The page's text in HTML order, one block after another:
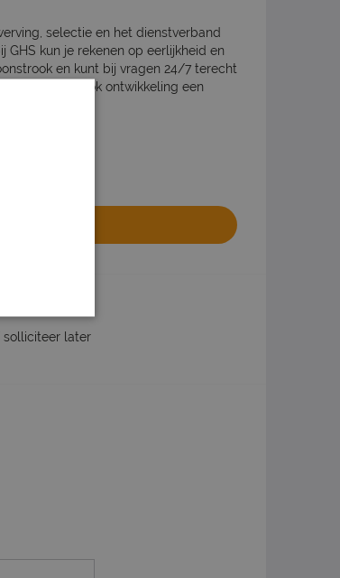
selectie en het dienstverband
kun je rekenen op eerlijkheid en
en kunt bij vragen 24/7 terecht
jou waarbij ook ontwikkeling een
solliciteer later